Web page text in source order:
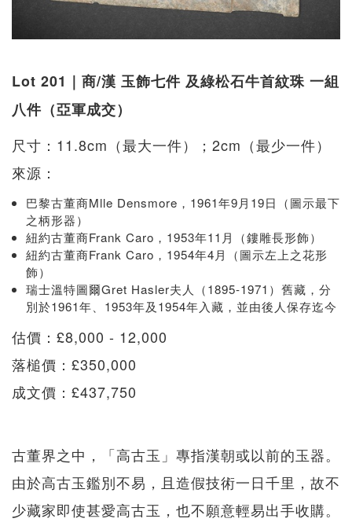
Lot 201｜商/漢 玉飾七件 及綠松石牛首紋珠 一組
八件（亞軍成交）
尺寸：11.8cm（最大一件）；2cm（最少一件）
來源：
巴黎古董商Mlle Densmore，1961年9月19日（圖示最下
之柄形器）
紐約古董商Frank Caro，1953年11月（鏤雕長形飾）
紐約古董商Frank Caro，1954年4月（圖示左上之花形
飾）
瑞士溫特圖爾Gret Hasler夫人（1895-1971）舊藏，分
別於1961年、1953年及1954年入藏，並由後人保存迄今
估價：£8,000 - 12,000
落槌價：£350,000
成文價：£437,750
古董界之中，「高古玉」專指漢朝或以前的玉器。
由於高古玉鑑別不易，且造假技術一日千里，故不
少藏家即使甚愛高古玉，也不願意輕易出手收購。